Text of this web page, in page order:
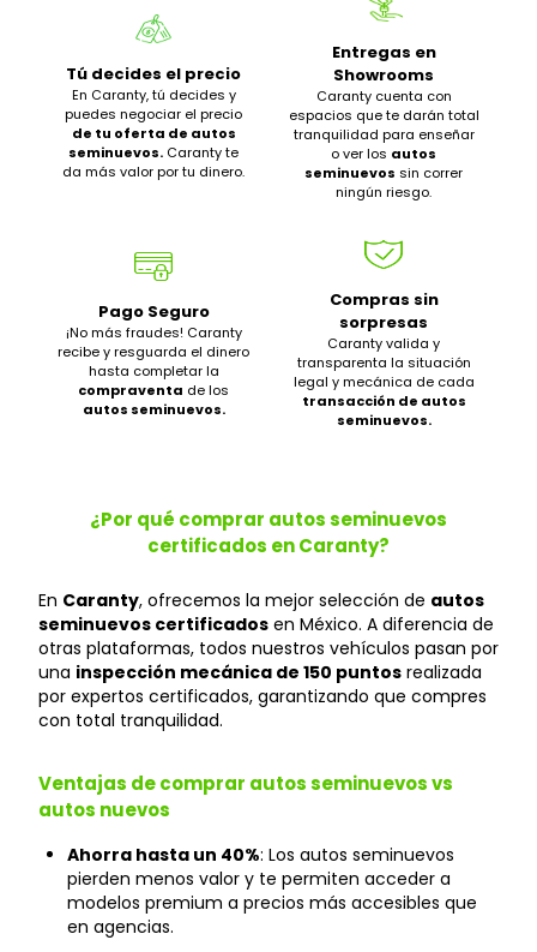
Tú decides el precio
En Caranty, tú decides y
puedes negociar el precio
de tu oferta de autos
seminuevos. Caranty te
da más valor por tu dinero.
Entregas en
Showrooms
Caranty cuenta con
espacios que te darán total
tranquilidad para enseñar
o ver los autos
seminuevos sin correr
ningún riesgo.
Pago Seguro
¡No más fraudes! Caranty
recibe y resguarda el dinero
hasta completar la
compraventa de los
autos seminuevos.
Compras sin
sorpresas
Caranty valida y
transparenta la situación
legal y mecánica de cada
transacción de autos
seminuevos.
¿Por qué comprar autos seminuevos
certificados en Caranty?
En Caranty, ofrecemos la mejor selección de autos
seminuevos certificados en México. A diferencia de
otras plataformas, todos nuestros vehículos pasan por
una inspección mecánica de 150 puntos realizada
por expertos certificados, garantizando que compres
con total tranquilidad.
Ventajas de comprar autos seminuevos vs
autos nuevos
Ahorra hasta un 40%: Los autos seminuevos
pierden menos valor y te permiten acceder a
modelos premium a precios más accesibles que
en agencias.